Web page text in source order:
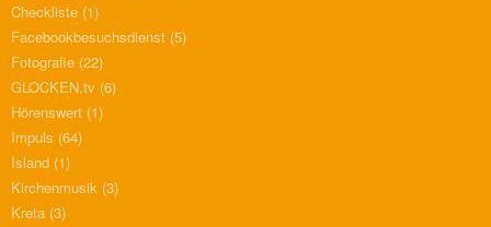
Checkliste (1)
Facebookbesuchsdienst (5)
Fotografie (22)
GLOCKEN.tv (6)
Hörenswert (1)
Impuls (64)
Island (1)
Kirchenmusik (3)
Kreta (3)